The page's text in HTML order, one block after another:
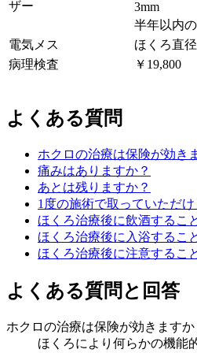
ザー 3mm
半年以内
電気メス
ほくろ直
病理検査
￥19,800
よくある質問
ホクロの治療は保険が効き
痛みはありますか？
あとは残りますか？
1度の施術で取っていただけ
ほくろ治療後に飲酒するこ
ほくろ治療後に入浴するこ
ほくろ治療後に注意するこ
よくある質問と回答
ホクロの治療は保険が効きますか
ほくろにより何らかの機能